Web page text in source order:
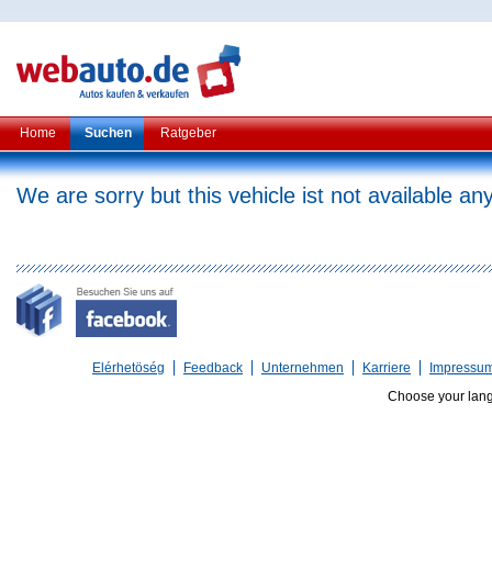
Home Suchen Ratgeber
We are sorry but this vehicle ist not available
Elérhetöség Feedback Unternehmen Karriere
Choose your